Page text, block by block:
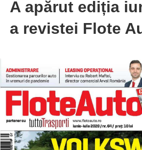
A apărut ediția
a revistei Flote